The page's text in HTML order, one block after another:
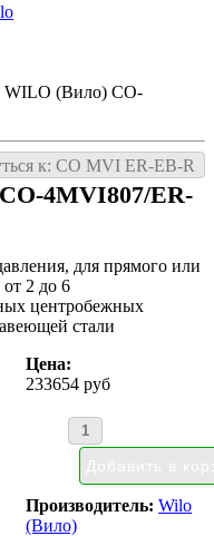
WILO (Вило) CO-
к: CO MVI ER-EB-R
4MVI807/ER-
для прямого или
2 до 6
центробежных
стали
Цена:
233654 руб
Производитель:Wilo
(Вило)